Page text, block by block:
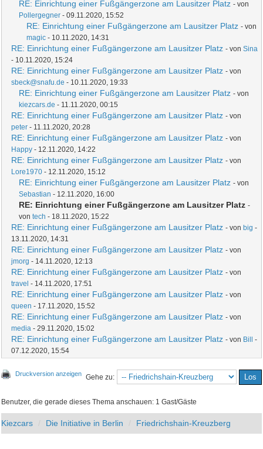
RE: Einrichtung einer Fußgängerzone am Lausitzer Platz - von
Pollergegner - 09.11.2020, 15:52
RE: Einrichtung einer Fußgängerzone am Lausitzer Platz - von
magic - 10.11.2020, 14:31
RE: Einrichtung einer Fußgängerzone am Lausitzer Platz - vonSina
- 10.11.2020, 15:24
RE: Einrichtung einer Fußgängerzone am Lausitzer Platz - von
sbeck@snafu.de - 10.11.2020, 19:33
RE: Einrichtung einer Fußgängerzone am Lausitzer Platz - von
kiezcars.de - 11.11.2020, 00:15
RE: Einrichtung einer Fußgängerzone am Lausitzer Platz - von
peter - 11.11.2020, 20:28
RE: Einrichtung einer Fußgängerzone am Lausitzer Platz - von
Happy - 12.11.2020, 14:22
RE: Einrichtung einer Fußgängerzone am Lausitzer Platz - von
Lore1970 - 12.11.2020, 15:12
RE: Einrichtung einer Fußgängerzone am Lausitzer Platz - von
Sebastian - 12.11.2020, 16:00
RE: Einrichtung einer Fußgängerzone am Lausitzer Platz -
vontech - 18.11.2020, 15:22
RE: Einrichtung einer Fußgängerzone am Lausitzer Platz - von big -
13.11.2020, 14:31
RE: Einrichtung einer Fußgängerzone am Lausitzer Platz - von
jmorg - 14.11.2020, 12:13
RE: Einrichtung einer Fußgängerzone am Lausitzer Platz - von
travel - 14.11.2020, 17:51
RE: Einrichtung einer Fußgängerzone am Lausitzer Platz - von
queen - 17.11.2020, 15:52
RE: Einrichtung einer Fußgängerzone am Lausitzer Platz - von
media - 29.11.2020, 15:02
RE: Einrichtung einer Fußgängerzone am Lausitzer Platz - von Bill
-
07.12.2020, 15:54
Druckversion anzeigen Gehe zu:
Benutzer, die gerade dieses Thema anschauen: 1 Gast/Gäste
Kiezcars Die Initiative in Berlin Friedrichshain-Kreuzberg